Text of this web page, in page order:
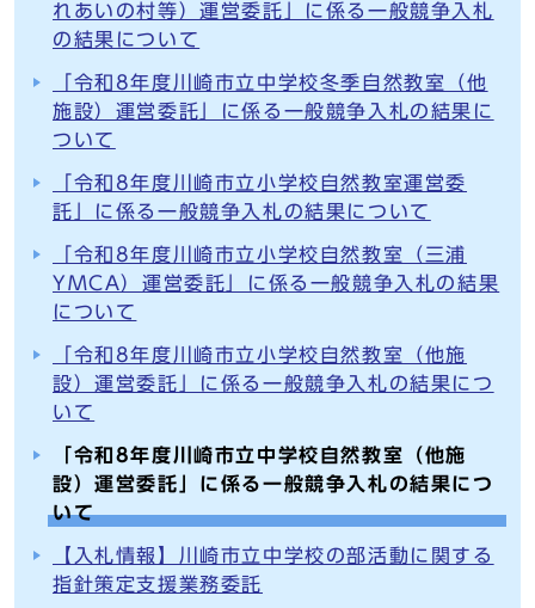
れあいの村等）運営委託」に係る一般競争入札
の結果について
「令和8年度川崎市立中学校冬季自然教室（他
施設）運営委託」に係る一般競争入札の結果に
ついて
「令和8年度川崎市立小学校自然教室運営委
託」に係る一般競争入札の結果について
「令和8年度川崎市立小学校自然教室（三浦
YMCA）運営委託」に係る一般競争入札の結果
について
「令和8年度川崎市立小学校自然教室（他施
設）運営委託」に係る一般競争入札の結果につ
いて
「令和8年度川崎市立中学校自然教室（他施
設）運営委託」に係る一般競争入札の結果につ
いて
【入札情報】川崎市立中学校の部活動に関する
指針策定支援業務委託